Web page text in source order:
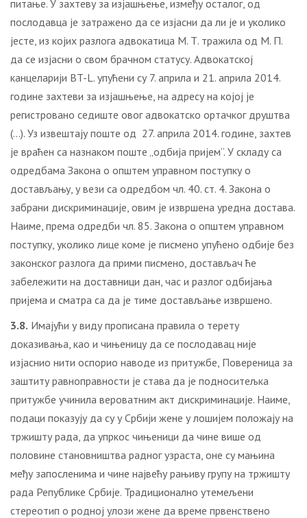
питање. У захтеву за изјашњење, између осталог, од
послодавца је затражено да се изјасни да ли је и уколико
јесте, из којих разлога адвокатица М. Т. тражила од М. П.
да се изјасни о свом брачном статусу. Адвокатској
канцеларији BT-L. упућени су 7. априла и 21. априла 2014.
године захтеви за изјашњење, на адресу на којој је
регистровано седиште овог адвокатско ортачког друштва
(…). Уз извештају поште од 27. априла 2014. године, захтев
је враћен са назнаком поште „одбија пријем“. У складу са
одредбама Закона о општем управном поступку о
достављању, у вези са одредбом чл. 40. ст. 4. Закона о
забрани дискриминације, овим је извршена уредна достава.
Наиме, према одредби чл. 85. Закона о општем управном
поступку, уколико лице коме је писмено упућено одбије без
законског разлога да прими писмено, достављач ће
забележити на доставници дан, час и разлог одбијања
пријема и сматра са да је тиме достављање извршено.
3.8. Имајући у виду прописана правила о терету
доказивања, као и чињеницу да се послодавац није
изјаснио нити оспорио наводе из притужбе, Повереница за
заштиту равноправности је става да је подноситељка
притужбе учинила вероватним акт дискриминације. Наиме,
подаци показују да су у Србији жене у лошијем положају на
тржишту рада, да упркос чињеници да чине више од
половине становништва радног узраста, оне су мањина
међу запосленима и чине највећу рањиву групу на тржишту
рада Републике Србије. Традиционално утемељени
стереотип о родној улози жене да време првенствено